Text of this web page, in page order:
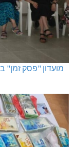
מועדון "פסק זמן"